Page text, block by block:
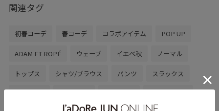
関連タグ
初春コーデ 春コーデ コラボアイテム POP UP
ADAM ET ROPÉ ウェーブ イエベ秋 ノーマル
トップス シャツ/ブラウス パンツ スラックス